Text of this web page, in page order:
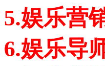
5.娱乐营
6.娱乐导